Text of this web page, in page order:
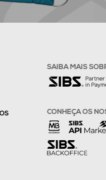
SAIBA MAIS
CONHEÇA OS